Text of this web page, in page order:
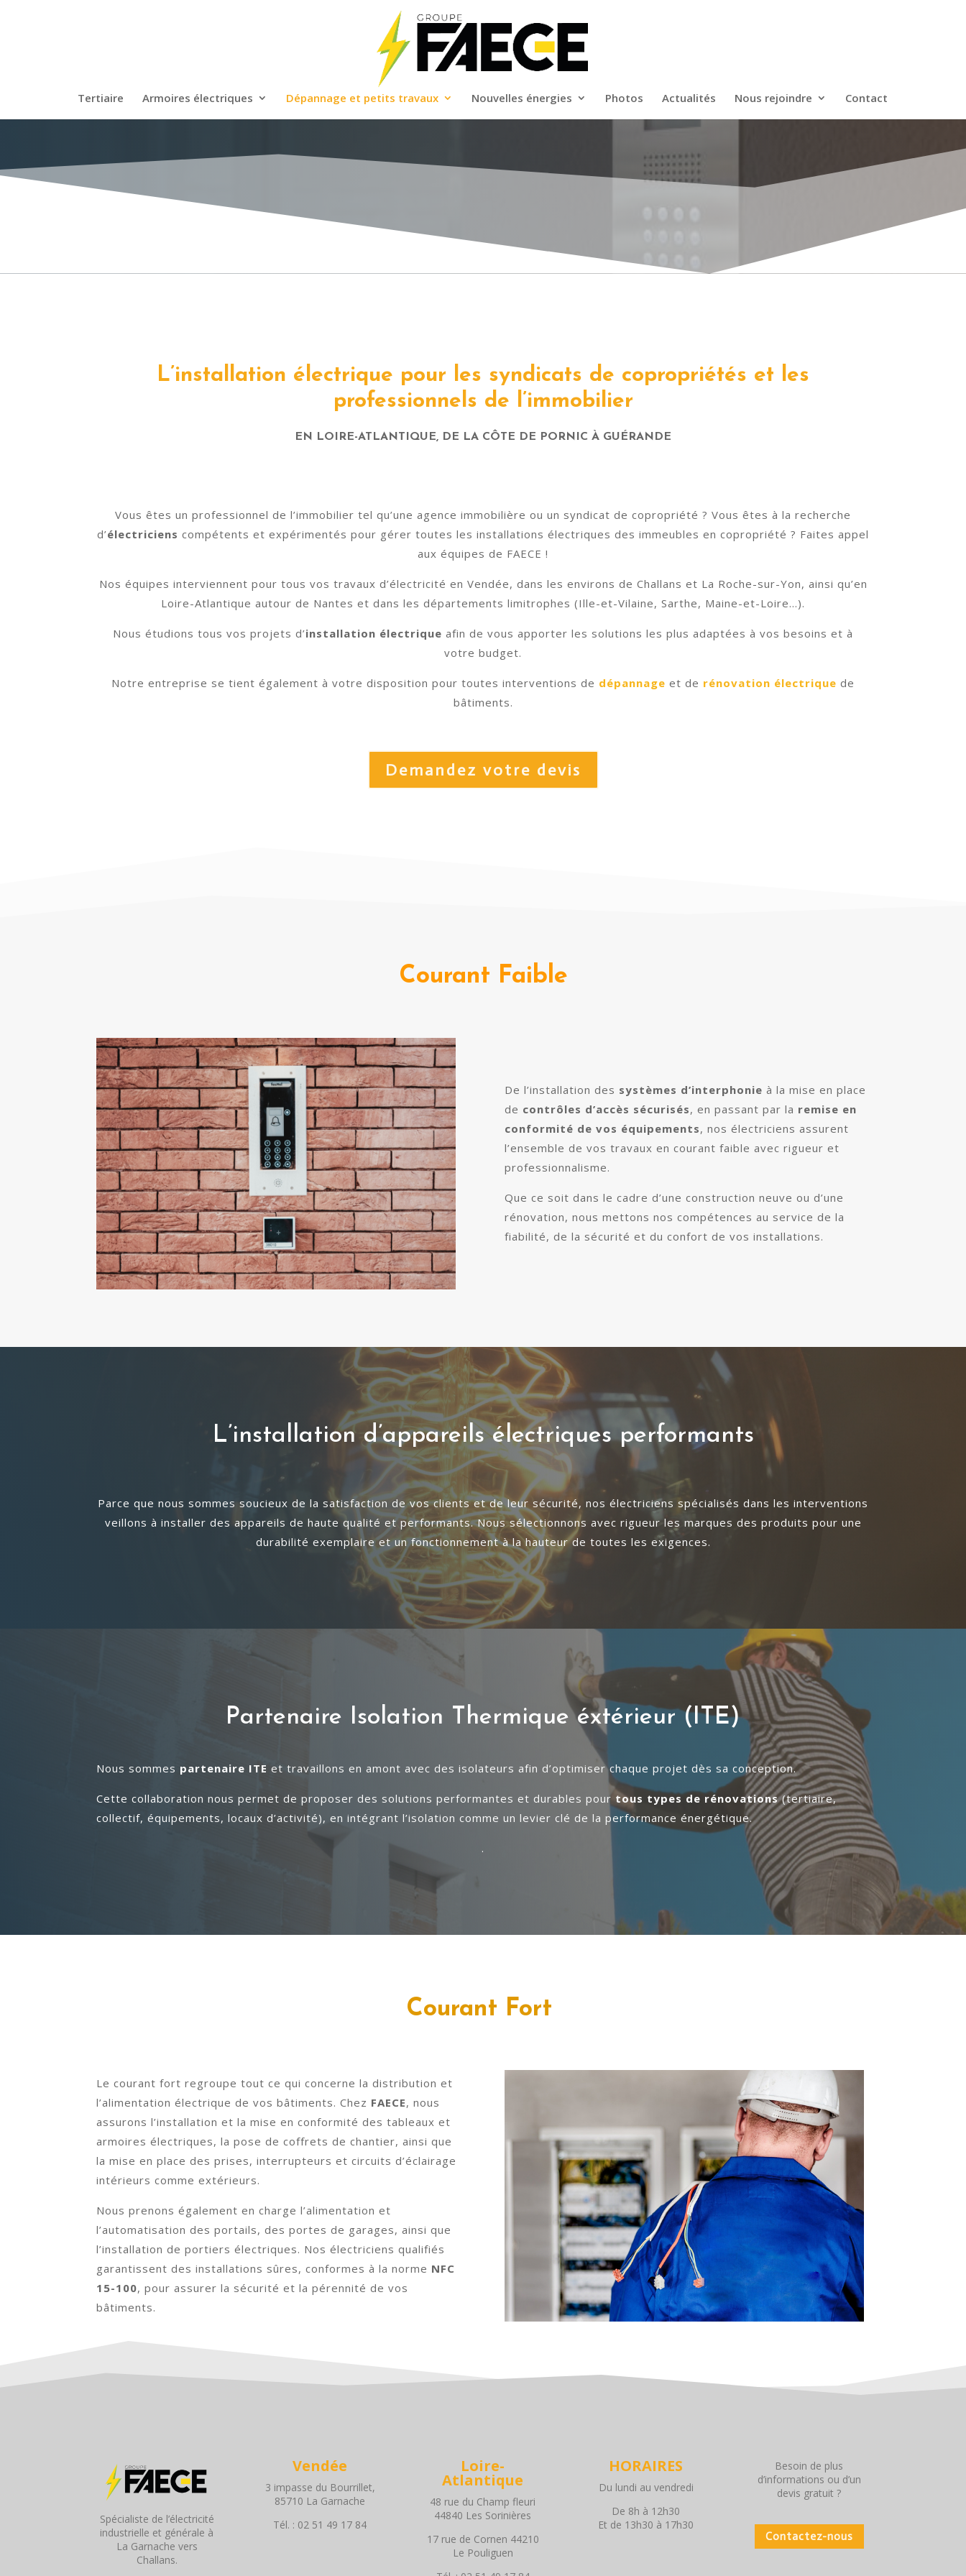
Tertiaire Armoires électriques Dépannage et petits travaux Nouvelles énergies Photos Actualités Nous rejoindre Contact
L’installation électrique pour les syndicats de copropriétés et les
professionnels de l’immobilier
EN LOIRE-ATLANTIQUE, DE LA CÔTE DE PORNIC À GUÉRANDE
Vous êtes un professionnel de l’immobilier tel qu’une agence immobilière ou un syndicat de copropriété ? Vous êtes à la recherche
d’électriciens compétents et expérimentés pour gérer toutes les installations électriques des immeubles en copropriété ? Faites appel
aux équipes de FAECE !
Nos équipes interviennent pour tous vos travaux d’électricité en Vendée, dans les environs de Challans et La Roche-sur-Yon, ainsi qu’en
Loire-Atlantique autour de Nantes et dans les départements limitrophes (Ille-et-Vilaine, Sarthe, Maine-et-Loire…).
Nous étudions tous vos projets d’installation électrique afin de vous apporter les solutions les plus adaptées à vos besoins et à
votre budget.
Notre entreprise se tient également à votre disposition pour toutes interventions de dépannage et de rénovation électrique de
bâtiments.
Demandez votre devis
Courant Faible
De l’installation des systèmes d’interphonie à la mise en place
de contrôles d’accès sécurisés, en passant par la remise en
conformité de vos équipements, nos électriciens assurent
l’ensemble de vos travaux en courant faible avec rigueur et
professionnalisme.
Que ce soit dans le cadre d’une construction neuve ou d’une
rénovation, nous mettons nos compétences au service de la
fiabilité, de la sécurité et du confort de vos installations.
L’installation d’appareils électriques performants
Parce que nous sommes soucieux de la satisfaction de vos clients et de leur sécurité, nos électriciens spécialisés dans les interventions
veillons à installer des appareils de haute qualité et performants. Nous sélectionnons avec rigueur les marques des produits pour une
durabilité exemplaire et un fonctionnement à la hauteur de toutes les exigences.
Partenaire Isolation Thermique éxtérieur (ITE)
Nous sommes partenaire ITE et travaillons en amont avec des isolateurs afin d’optimiser chaque projet dès sa conception.
Cette collaboration nous permet de proposer des solutions performantes et durables pour tous types de rénovations(tertiaire,
collectif, équipements, locaux d’activité), en intégrant l’isolation comme un levier clé de la performance énergétique.
.
Courant Fort
Le courant fort regroupe tout ce qui concerne la distribution et
l’alimentation électrique de vos bâtiments. Chez FAECE, nous
assurons l’installation et la mise en conformité des tableaux et
armoires électriques, la pose de coffrets de chantier, ainsi que
la mise en place des prises, interrupteurs et circuits d’éclairage
intérieurs comme extérieurs.
Nous prenons également en charge l’alimentation et
l’automatisation des portails, des portes de garages, ainsi que
l’installation de portiers électriques. Nos électriciens qualifiés
garantissent des installations sûres, conformes à la norme NFC
15-100, pour assurer la sécurité et la pérennité de vos
bâtiments.
Spécialiste de l’électricité
industrielle et générale à
La Garnache vers
Challans.
Vendée
3 impasse du Bourrillet,
85710 La Garnache
Tél. : 02 51 49 17 84
Loire-
Atlantique
48 rue du Champ fleuri
44840 Les Sorinières
17 rue de Cornen 44210
Le Pouliguen
HORAIRES
Du lundi au vendredi
De 8h à 12h30
Et de 13h30 à 17h30
Besoin de plus
d’informations ou d’un
devis gratuit ?
Contactez-nous